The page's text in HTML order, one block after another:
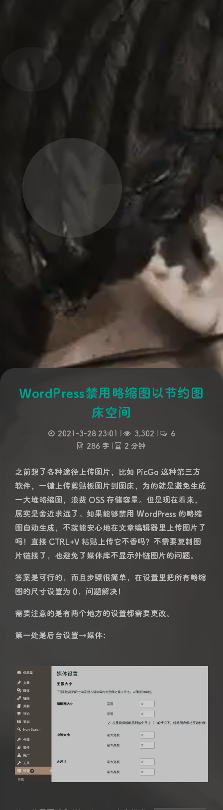
WordPress禁用略缩图以节约图
床空间
2021-3-28 23:01 | 3,302 |
6
286 字 | 2 分钟
之前想了各种途径上传图片，比如 PicGo 这种第三方
软件，一键上传剪贴板图片到图床，为的就是避免生成
一大堆略缩图，浪费 OSS 存储容量。但是现在看来，
属实是舍近求远了。如果能够禁用 WordPress 的略缩
图自动生成，不就能安心地在文章编辑器里上传图片了
吗！直接 CTRL+V 粘贴上传它不香吗？不需要复制图
片链接了，也避免了媒体库不显示外链图片的问题。
答案是可行的，而且步骤很简单，在设置里把所有略缩
图的尺寸设置为 0，问题解决！
需要注意的是有两个地方的设置都需要更改。
第一处是后台设置→媒体：